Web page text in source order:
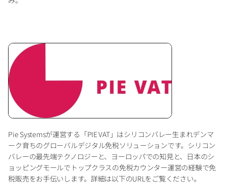
Pie Systemsが運営する「PIE VAT」はシリコンバレー生まれデンマ
ーク育ちのグローバルデジタル免税ソリューションです。シリコン
バレーの最先端テクノロジーと、ヨーロッパでの知見と、日本のシ
ョッピングモールでトップクラスの免税カウンター運営の経験で免
税販売をお手伝いします。詳細は以下のURLをご覧ください。